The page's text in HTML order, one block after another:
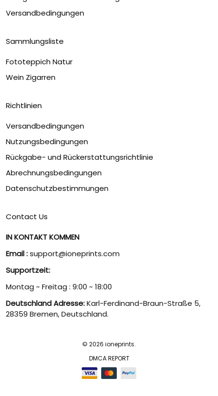
Versandbedingungen
Sammlungsliste
Fototeppich Natur
Wein Zigarren
Richtlinien
Versandbedingungen
Nutzungsbedingungen
Rückgabe- und Rückerstattungsrichtlinie
Abrechnungsbedingungen
Datenschutzbestimmungen
Contact Us
IN KONTAKT KOMMEN
Email :support@ioneprints.com
Supportzeit:
Montag ~ Freitag : 9:00 ~ 18:00
Deutschland Adresse:Karl-Ferdinand-Braun-Straße 5,
28359 Bremen, Deutschland.
© 2026 ioneprints.
DMCA REPORT